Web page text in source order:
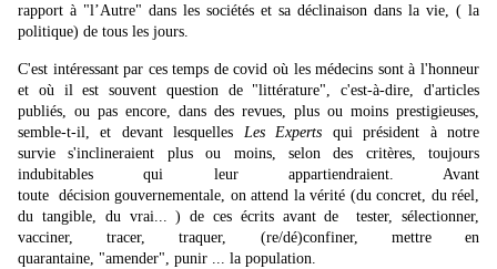
rapport à "l’Autre" dans les sociétés et sa déclinaison dans la vie, ( la
politique) de tous les jours.
C'est intéressant par ces temps de covid où les médecins sont à l'honneur
et où il est souvent question de "littérature", c'est-à-dire, d'articles
publiés, ou pas encore, dans des revues, plus ou moins prestigieuses,
semble-t-il, et devant lesquelles Les Experts qui président à notre
survie s'inclineraient plus ou moins, selon des critères, toujours
indubitables qui leur appartiendraient. Avant
toute décision gouvernementale, on attend la vérité (du concret, du réel,
du tangible, du vrai... ) de ces écrits avant de tester, sélectionner,
vacciner, tracer, traquer, (re/dé)confiner, mettre en
quarantaine, "amender", punir ... la population.